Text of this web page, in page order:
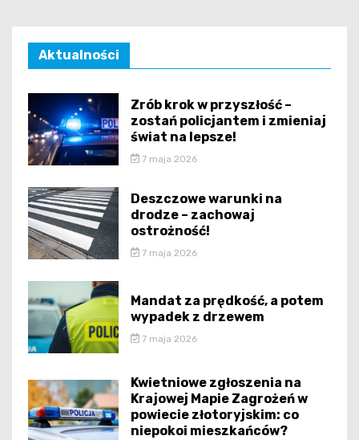
Aktualności
Zrób krok w przyszłość –
zostań policjantem i zmieniaj
świat na lepsze!
7 maja 2026
Deszczowe warunki na
drodze – zachowaj
ostrożność!
7 maja 2026
Mandat za prędkość, a potem
wypadek z drzewem
7 maja 2026
Kwietniowe zgłoszenia na
Krajowej Mapie Zagrożeń w
powiecie złotoryjskim: co
niepokoi mieszkańców?